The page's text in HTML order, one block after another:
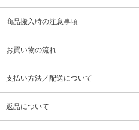
商品搬入時の注意事項
お買い物の流れ
支払い方法／配送について
返品について